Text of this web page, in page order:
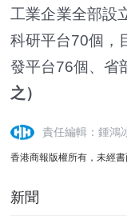
工業企業全部設
科研平台70個，
發平台76個、省
之）
責任編輯：鍾鴻
香港商報版權所有，未經書
新聞